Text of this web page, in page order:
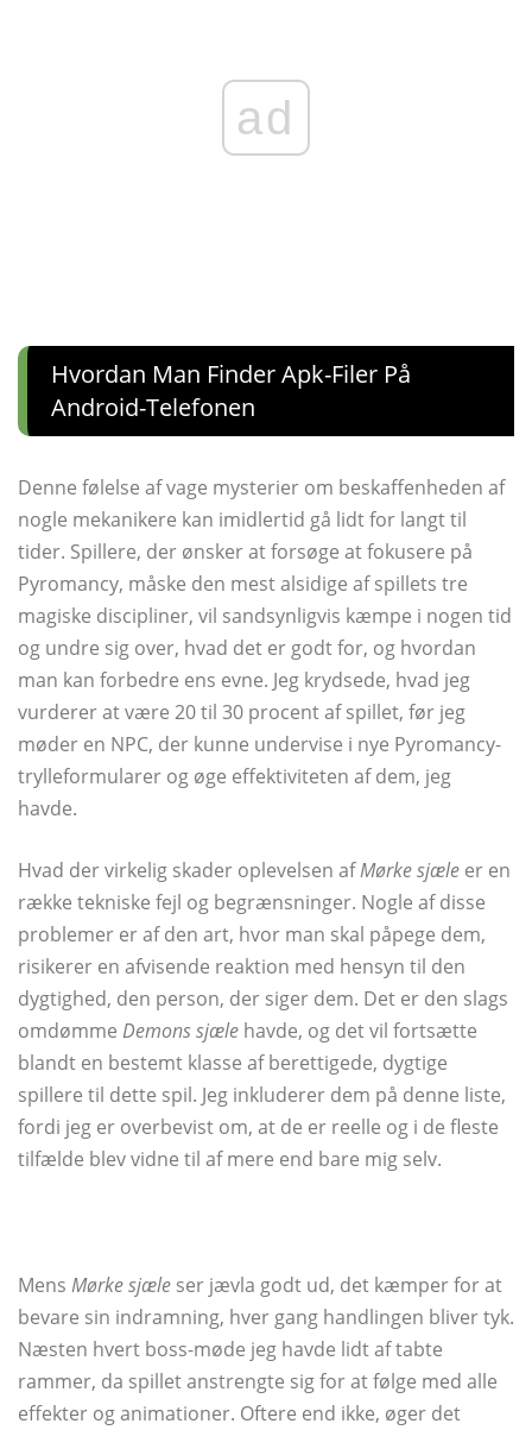
ad
Hvordan Man Finder Apk-Filer På
Android-Telefonen
Denne følelse af vage mysterier om beskaffenheden af ​​
nogle mekanikere kan imidlertid gå lidt for langt til
tider. Spillere, der ønsker at forsøge at fokusere på
Pyromancy, måske den mest alsidige af spillets tre
magiske discipliner, vil sandsynligvis kæmpe i nogen tid
og undre sig over, hvad det er godt for, og hvordan
man kan forbedre ens evne. Jeg krydsede, hvad jeg
vurderer at være 20 til 30 procent af spillet, før jeg
møder en NPC, der kunne undervise i nye Pyromancy-
trylleformularer og øge effektiviteten af ​​dem, jeg
havde.
Hvad der virkelig skader oplevelsen afMørke sjæle er en
række tekniske fejl og begrænsninger. Nogle af disse
problemer er af den art, hvor man skal påpege dem,
risikerer en afvisende reaktion med hensyn til den
dygtighed, den person, der siger dem. Det er den slags
omdømme Demons sjæle havde, og det vil fortsætte
blandt en bestemt klasse af berettigede, dygtige
spillere til dette spil. Jeg inkluderer dem på denne liste,
fordi jeg er overbevist om, at de er reelle og i de fleste
tilfælde blev vidne til af mere end bare mig selv.
Mens Mørke sjæle ser jævla godt ud, det kæmper for at
bevare sin indramning, hver gang handlingen bliver tyk.
Næsten hvert boss-møde jeg havde lidt af tabte
rammer, da spillet anstrengte sig for at følge med alle
effekter og animationer. Oftere end ikke, øger det